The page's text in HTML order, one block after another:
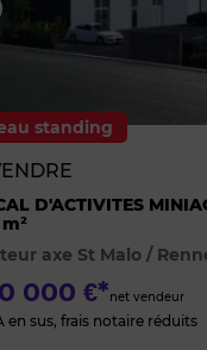
standing
D'ACTIVITES
axe St Malo /
000 €*net vendeur
en sus, frais notaire réduits